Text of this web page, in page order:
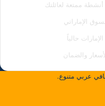
الإماراتي
حالياً
والضمان
عربي متنوع.